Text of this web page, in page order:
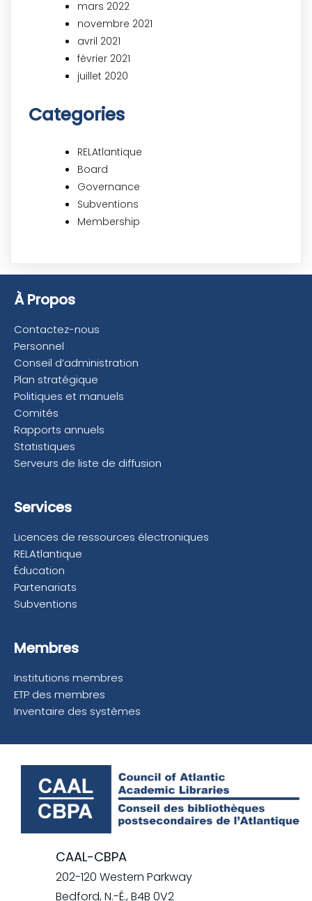
mars 2022
novembre 2021
avril 2021
février 2021
juillet 2020
Categories
RELAtlantique
Board
Governance
Subventions
Membership
À Propos
Contactez-nous
Personnel
Conseil d’administration
Plan stratégique
Politiques et manuels
Comités
Rapports annuels
Statistiques
Serveurs de liste de diffusion
Services
Licences de ressources électroniques
RELAtlantique
Éducation
Partenariats
Subventions
Membres
Institutions membres
ETP des membres
Inventaire des systèmes
CAAL-CBPA
202-120 Western Parkway
Bedford, N.-É., B4B 0V2